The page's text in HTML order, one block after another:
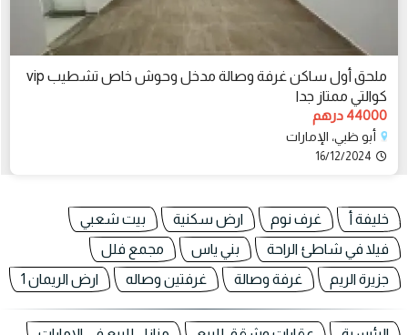
ملحق أول ساكن غرفة وصالة مدخل وحوش خاص تشطيب vip
كوالتي ممتاز جدا
44000 درهم
أبو ظبي، الإمارات
16/12/2024
خليفة أ غرف نوم ارض سكنية
بيت شعبي
فيلا في شاطئ الراحة
بني ياس
مجمع فلل
جزيرة الريم
غرفة وصالة غرفتين وصاله ارض الريمان 1